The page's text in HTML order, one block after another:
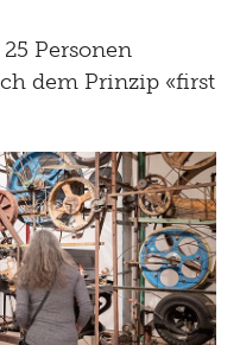
Personen
dem Prinzip «first